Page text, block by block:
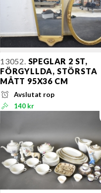
13052. SPEGLAR 2 ST,
FÖRGYLLDA, STÖRSTA
MÅTT 95X36 CM
Avslutat rop
140 kr